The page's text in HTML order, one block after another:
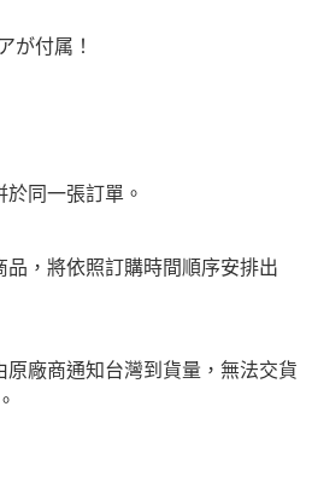
が付属！
同一張訂單。
，將依照訂購時間順序安排出
廠商通知台灣到貨量，無法交貨